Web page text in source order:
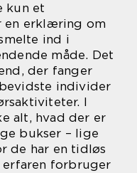
kun et
en erklæring om
ind i
måde. Det
der fanger
individer
I
alt, hvad der er
bukser – lige
de har en tidløs
erfaren forbruger